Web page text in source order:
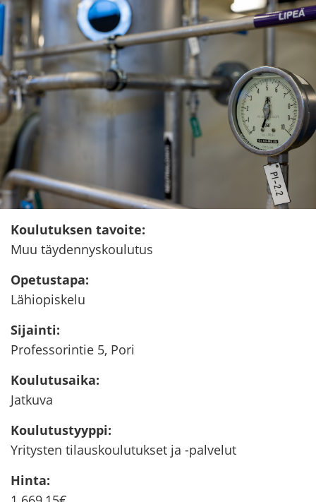
Kou­lu­tuk­sen ta­voi­te:
Muu täy­den­nys­kou­lu­tus
Ope­tus­ta­pa:
Lä­hio­pis­ke­lu
Si­jain­ti:
Pro­fes­so­rin­tie 5, Pori
Kou­lu­tusai­ka:
Jat­ku­va
Kou­lu­tus­tyyp­pi:
Yri­tys­ten ti­laus­kou­lu­tuk­set ja -​palvelut
Hinta: